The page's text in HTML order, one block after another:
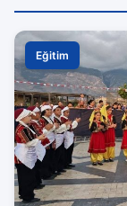
Eğitim